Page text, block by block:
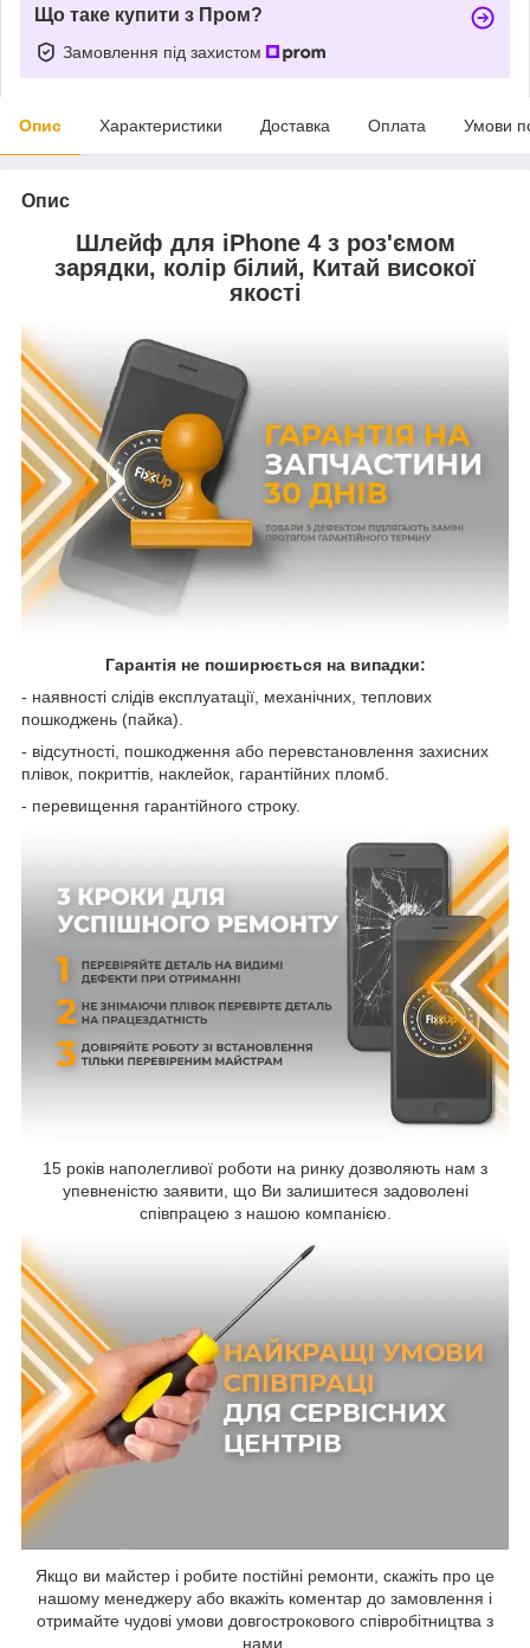
Що таке купити з Пром?
Замовлення під захистом
Опис Характеристики Доставка Оплата Умови
Опис
Шлейф для iPhone 4 з роз'ємом
зарядки, колір білий, Китай високої
якості
Гарантія не поширюється на випадки:
- наявності слідів експлуатації, механічних, теплових
пошкоджень (пайка).
- відсутності, пошкодження або перевстановлення захисних
плівок, покриттів, наклейок, гарантійних пломб.
- перевищення гарантійного строку.
15 років наполегливої роботи на ринку дозволяють нам з
упевненістю заявити, що Ви залишитеся задоволені
співпрацею з нашою компанією.
Якщо ви майстер і робите постійні ремонти, скажіть про це
нашому менеджеру або вкажіть коментар до замовлення і
отримайте чудові умови довгострокового співробітництва з
нами.